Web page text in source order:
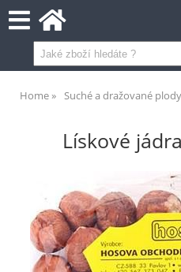
Home Suché a dražované plody
Lískové